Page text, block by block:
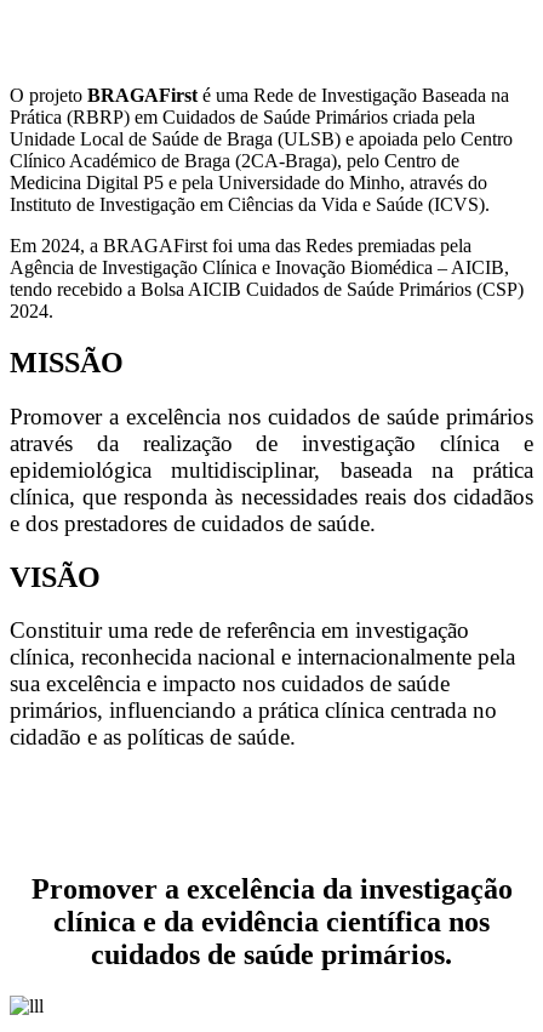
O projeto BRAGAFirst é uma Rede de Investigação Baseada na
Prática (RBRP) em Cuidados de Saúde Primários criada pela
Unidade Local de Saúde de Braga (ULSB) e apoiada pelo Centro
Clínico Académico de Braga (2CA-Braga), pelo Centro de
Medicina Digital P5 e pela Universidade do Minho, através do
Instituto de Investigação em Ciências da Vida e Saúde (ICVS).
Em 2024, a BRAGAFirst foi uma das Redes premiadas pela
Agência de Investigação Clínica e Inovação Biomédica – AICIB,
tendo recebido a Bolsa AICIB Cuidados de Saúde Primários (CSP)
2024.
MISSÃO
Promover a excelência nos cuidados de saúde primários
através da realização de investigação clínica e
epidemiológica multidisciplinar, baseada na prática
clínica, que responda às necessidades reais dos cidadãos
e dos prestadores de cuidados de saúde.
VISÃO
Constituir uma rede de referência em investigação
clínica, reconhecida nacional e internacionalmente pela
sua excelência e impacto nos cuidados de saúde
primários, influenciando a prática clínica centrada no
cidadão e as políticas de saúde.
Promover a excelência da investigação
clínica e da evidência científica nos
cuidados de saúde primários.